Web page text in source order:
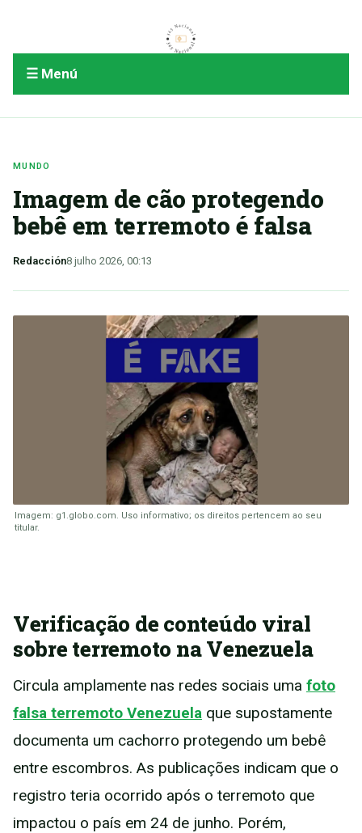
☰ Menú
MUNDO
Imagem de cão protegendo
bebê em terremoto é falsa
Redacción8 julho 2026, 00:13
Imagem: g1.globo.com. Uso informativo; os direitos pertencem ao seu
titular.
Verificação de conteúdo viral
sobre terremoto na Venezuela
Circula amplamente nas redes sociais uma foto
falsa terremoto Venezuela que supostamente
documenta um cachorro protegendo um bebê
entre escombros. As publicações indicam que o
registro teria ocorrido após o terremoto que
impactou o país em 24 de junho. Porém,